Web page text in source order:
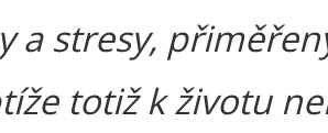
a stresy,
totiž k životu